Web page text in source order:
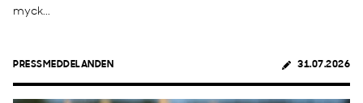
myck...
PRESSMEDDELANDEN 31.07.2026